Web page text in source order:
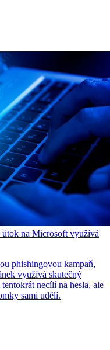
na Microsoft využívá
phishingovou kampaň,
využívá skutečný
necílí na hesla, ale
sami udělí.